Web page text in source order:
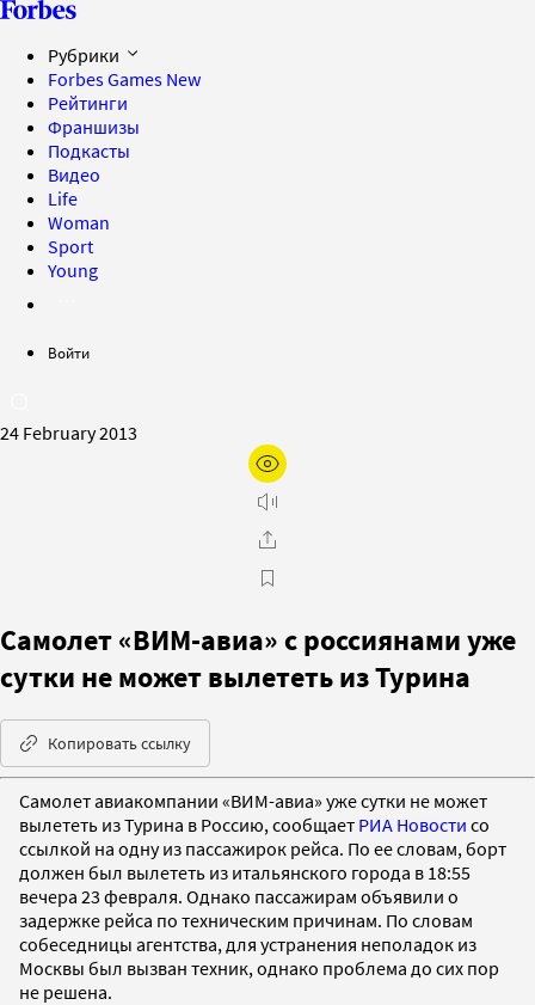
Рубрики
Forbes Games New
Рейтинги
Франшизы
Подкасты
Видео
Life
Woman
Sport
Young
Войти
24 February 2013
Самолет «ВИМ-авиа» с россиянами уже
сутки не может вылететь из Турина
Копировать ссылку
Самолет авиакомпании «ВИМ-авиа» уже сутки не может
вылететь из Турина в Россию, сообщает РИА Новости со
ссылкой на одну из пассажирок рейса. По ее словам, борт
должен был вылететь из итальянского города в 18:55
вечера 23 февраля. Однако пассажирам объявили о
задержке рейса по техническим причинам. По словам
собеседницы агентства, для устранения неполадок из
Москвы был вызван техник, однако проблема до сих пор
не решена.